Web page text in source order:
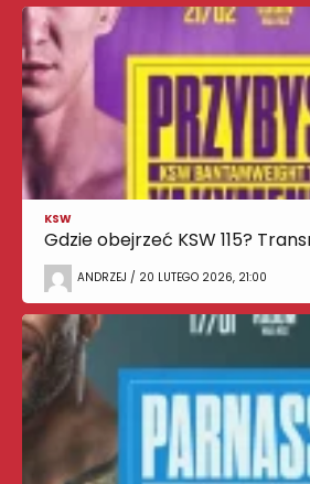
KSW
Gdzie obejrzeć KSW 115?
ANDRZEJ / 20 LUTEGO 2026, 21:00